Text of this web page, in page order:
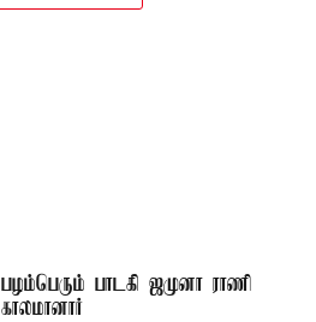
பழம்பெரும் பாடகி ஜமுனா ராணி
காலமானார்